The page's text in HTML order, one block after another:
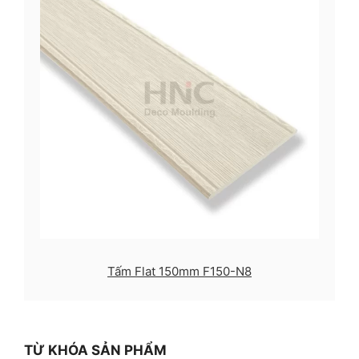
Tấm Flat 150mm F150-N8
TỪ KHÓA SẢN PHẨM